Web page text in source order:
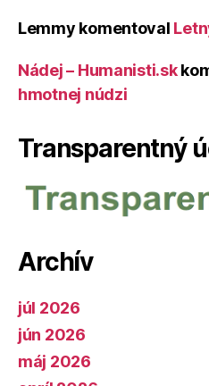
Lemmy komentoval
Nádej – Humanisti.sk
hmotnej núdzi
Transparentný
Archív
júl 2026
jún 2026
máj 2026